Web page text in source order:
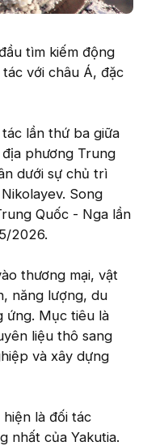
tìm kiếm động
với châu Á, đặc
lần thứ ba giữa
phương Trung
dưới sự chủ trì
Song
Quốc - Nga lần
2026.
thương mại, vật
năng lượng, du
ứng. Mục tiêu là
liệu thô sang
và xây dựng
là đối tác
nhất của Yakutia.